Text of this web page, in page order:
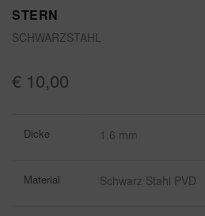
STERN
SCHWARZSTAHL
€ 10,00
Informationen
Dicke 1.6 mm
Material Schwarz Stahl PVD